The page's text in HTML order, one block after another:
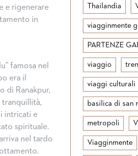
e rigenerare
in
famosa nel
era il
di Ranakpur,
tranquillità,
intricati e
spirituale.
nel tardo
Thailandia
viagginmente
PARTENZE
viaggio
viaggi culturali
basilica di san
metropoli
Viagginmente